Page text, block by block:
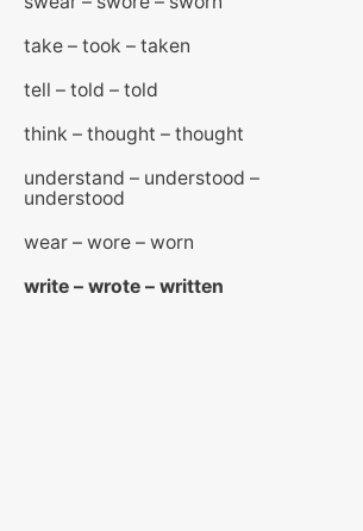
take – took – taken
tell – told – told
think – thought – thought
understand – understood –
understood
wear – wore – worn
write – wrote – written